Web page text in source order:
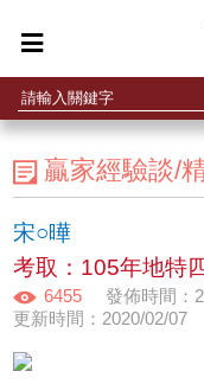
贏家經驗談/
宋○曄
考取：105年地特
6455
發佈時間：
更新時間：2020/02/07